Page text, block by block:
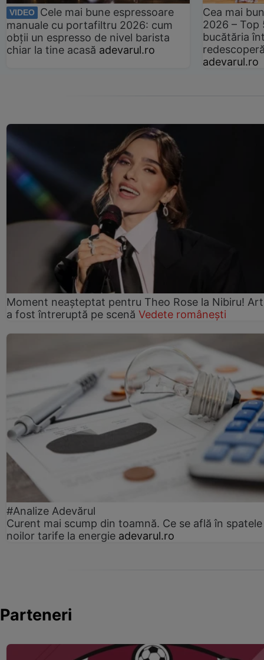
VIDEO
Cele mai bune espressoare
manuale cu portafiltru 2026: cum
obții un espresso de nivel barista
chiar la tine acasă adevarul.ro
Cea mai
2026 –
bucătăria
adevarul.ro
Moment neașteptat pentru Theo Rose la Nibiru!
a fost întreruptă pe scenă Vedete românești
#Analize Adevărul
Curent mai scump din toamnă. Ce se află în spatele
noilor tarife la energie adevarul.ro
Parteneri